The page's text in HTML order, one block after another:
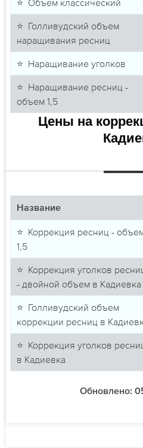
⭐ Объем классический
⭐ Голливудский объем
наращивания ресниц
⭐ Наращивание уголков
⭐ Наращивание ресниц -
объем 1,5
Цены на
Название
⭐ Коррекция ресниц -
1,5
⭐ Коррекция уголков
- двойной объем в Кадиевка
⭐ Голливудский объем
коррекции ресниц в
⭐ Коррекция уголков
в Кадиевка
Обновлено: